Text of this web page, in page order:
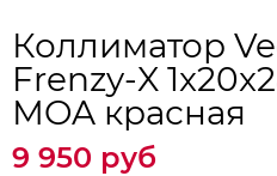
Коллиматор
Frenzy-X
МOA красная
9 950 руб